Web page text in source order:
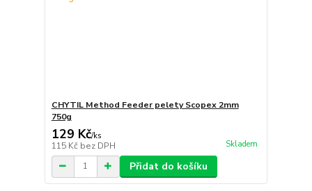
CHYTIL Method Feeder pelety Scopex 2mm
750g
129 Kč/ks
115 Kč bez DPH Skladem
Přidat do košíku